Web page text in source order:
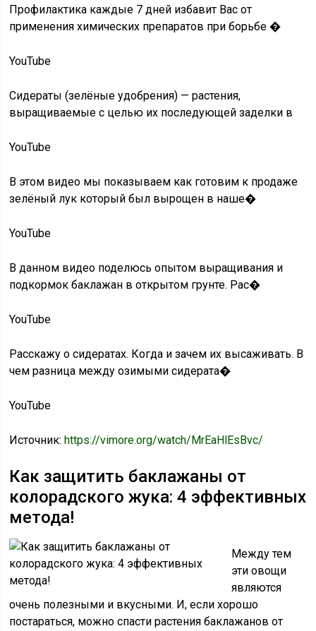
Профилактика каждые 7 дней избавит Вас от
применения химических препаратов при борьбе �
YouTube
Сидераты (зелёные удобрения) — растения,
выращиваемые с целью их последующей заделки в
YouTube
В этом видео мы показываем как готовим к продаже
зелёный лук который был вырощен в наше�
YouTube
В данном видео поделюсь опытом выращивания и
подкормок баклажан в открытом грунте. Рас�
YouTube
Расскажу о сидератах. Когда и зачем их высаживать. В
чем разница между озимыми сидерата�
YouTube
Источник:https://vimore.org/watch/MrEaHlEsBvc/
Как защитить баклажаны от
колорадского жука: 4 эффективных
метода!
Между тем
эти овощи
являются
очень полезными и вкусными. И, если хорошо
постараться, можно спасти растения баклажанов от